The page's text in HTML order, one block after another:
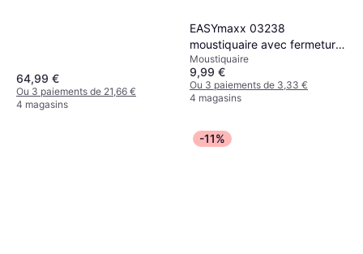
64,99 €
Ou 3 paiements de 21,66 €
4 magasins
EASYmaxx 03238
moustiquaire avec fermeture
aimantée
Moustiquaire
9,99 €
Ou 3 paiements de 3,33 €
4 magasins
-11%